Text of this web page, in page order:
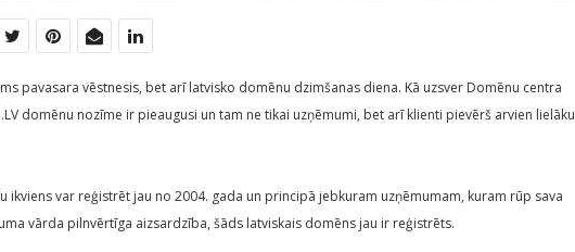
pavasara vēstnesis, bet arī latvisko domēnu dzimšanas diena. Kā uzsver Domēnu centra
domēnu nozīme ir pieaugusi un tam ne tikai uzņēmumi, bet arī klienti pievērš arvien lielāku
ikviens var reģistrēt jau no 2004. gada un principā jebkuram uzņēmumam, kuram rūp sava
vārda pilnvērtīga aizsardzība, šāds latviskais domēns jau ir reģistrēts.